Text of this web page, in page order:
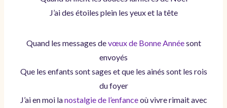
J’ai des étoiles plein les yeux et la tête
Quand les messages devœux de Bonne Annéesont
envoyés
Que les enfants sont sages et que les ainés sont les rois
du foyer
J’ai en moi lanostalgie de l’enfanceoù vivre rimait avec